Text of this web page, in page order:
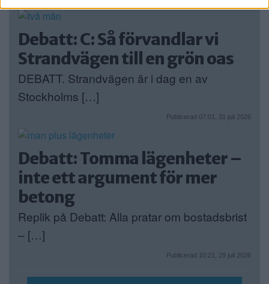
Debatt: C: Så förvandlar vi
Strandvägen till en grön oas
DEBATT. Strandvägen är i dag en av
Stockholms […]
Publicerad 07:01, 31 juli 2026
Debatt: Tomma lägenheter –
inte ett argument för mer
betong
Replik på Debatt: Alla pratar om bostadsbrist
– […]
Publicerad 10:21, 29 juli 2026